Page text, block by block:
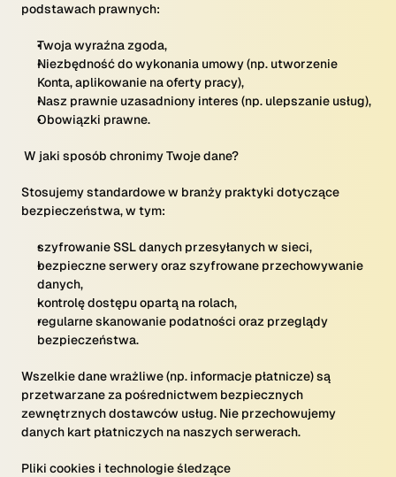
podstawach prawnych:
Twoja wyraźna zgoda,
Niezbędność do wykonania umowy (np. utworzenie
Konta, aplikowanie na oferty pracy),
Nasz prawnie uzasadniony interes (np. ulepszanie usług),
Obowiązki prawne.
W jaki sposób chronimy Twoje dane?
Stosujemy standardowe w branży praktyki dotyczące
bezpieczeństwa, w tym:
szyfrowanie SSL danych przesyłanych w sieci,
bezpieczne serwery oraz szyfrowane przechowywanie
danych,
kontrolę dostępu opartą na rolach,
regularne skanowanie podatności oraz przeglądy
bezpieczeństwa.
Wszelkie dane wrażliwe (np. informacje płatnicze) są
przetwarzane za pośrednictwem bezpiecznych
zewnętrznych dostawców usług. Nie przechowujemy
danych kart płatniczych na naszych serwerach.
Pliki cookies i technologie śledzące